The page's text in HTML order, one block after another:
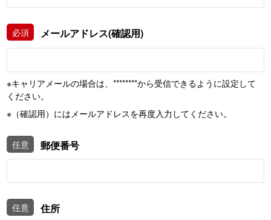
に
し
て
く
さ
い。
必須 メールアドレス(確認用)
※キャリアメールの場合は、********から受信できるように設定して
ください。
※（確認用）にはメールアドレスを再度入力してください。
任意 郵便番号
任意 住所